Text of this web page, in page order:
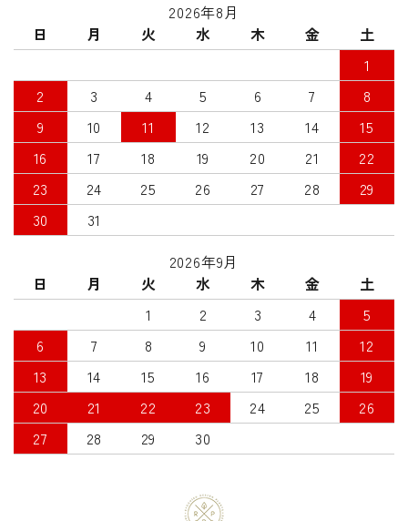
2026年8月
日
月 火 水 木 金
土
1
2
3 4 5 6 7
8
9
10 11 12 13 14
15
16
17 18 19 20 21
22
23
24 25 26 27 28
29
30
31
2026年9月
日
月 火 水 木 金
土
1
2 3 4
5
6
7 8 9 10 11
12
13
14 15 16 17 18
19
20
21 22 23 24 25
26
27
28 29 30